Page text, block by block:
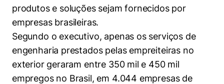
produtos e soluções sejam fornecidos por
empresas brasileiras.
Segundo o executivo, apenas os serviços de
engenharia prestados pelas empreiteiras no
exterior geraram entre 350 mil e 450 mil
empregos no Brasil, em 4.044 empresas de